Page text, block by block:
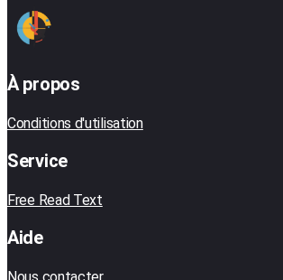
À propos
Conditions d'utilisation
Service
Free Read Text
Aide